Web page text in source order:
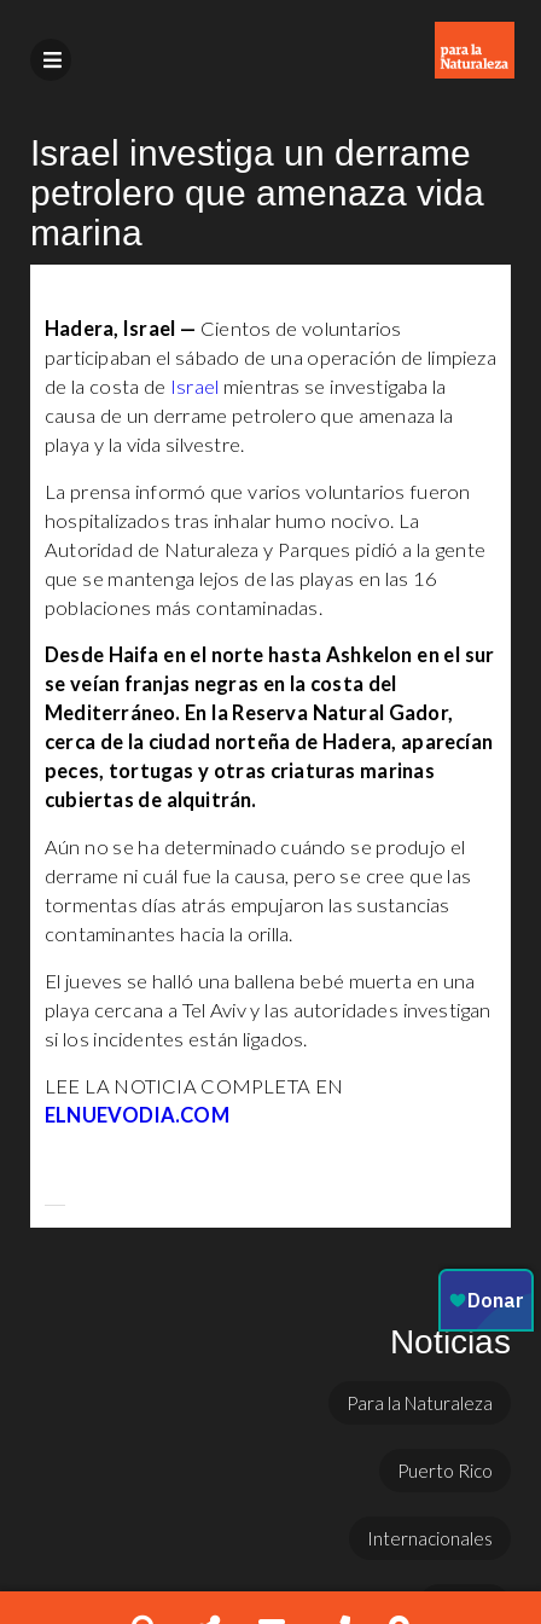
Israel investiga un derrame
petrolero que amenaza vida
marina
Hadera, Israel — Cientos de voluntarios
participaban el sábado de una operación de limpieza
de la costa de Israel mientras se investigaba la
causa de un derrame petrolero que amenaza la
playa y la vida silvestre.
La prensa informó que varios voluntarios fueron
hospitalizados tras inhalar humo nocivo. La
Autoridad de Naturaleza y Parques pidió a la gente
que se mantenga lejos de las playas en las 16
poblaciones más contaminadas.
Desde Haifa en el norte hasta Ashkelon en el sur
se veían franjas negras en la costa del
Mediterráneo. En la Reserva Natural Gador,
cerca de la ciudad norteña de Hadera, aparecían
peces, tortugas y otras criaturas marinas
cubiertas de alquitrán.
Aún no se ha determinado cuándo se produjo el
derrame ni cuál fue la causa, pero se cree que las
tormentas días atrás empujaron las sustancias
contaminantes hacia la orilla.
El jueves se halló una ballena bebé muerta en una
playa cercana a Tel Aviv y las autoridades investigan
si los incidentes están ligados.
LEE LA NOTICIA COMPLETA EN
ELNUEVODIA.COM
Noticias
Para la Naturaleza
Puerto Rico
Internacionales